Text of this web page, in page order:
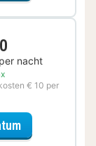
nacht
€ 10 per
voor Relax